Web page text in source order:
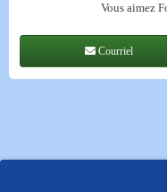
Vous aimez
Courriel